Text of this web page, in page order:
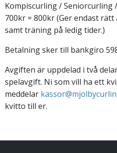
Kompiscurling / Seniorcurling
700kr = 800kr (Ger endast
samt träning på ledig tider.)
Betalning sker till bankgiro
Avgiften är uppdelad i två
spelavgift. Ni som vill ha ett
meddelar
kvitto till er.